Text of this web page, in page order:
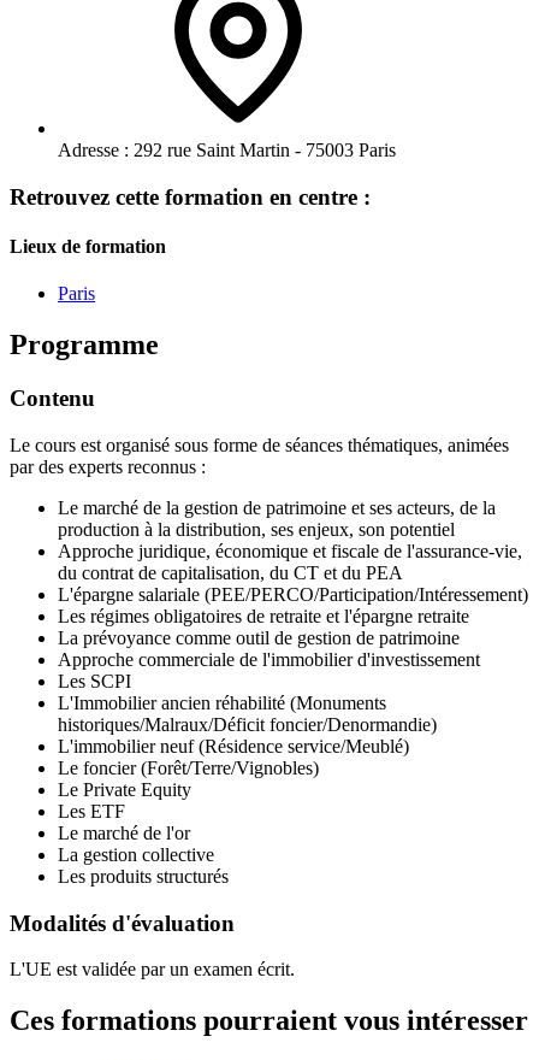
Adresse : 292 rue Saint Martin - 75003 Paris
Retrouvez cette formation en centre :
Lieux de formation
Paris
Programme
Contenu
Le cours est organisé sous forme de séances thématiques, animées
par des experts reconnus :
Le marché de la gestion de patrimoine et ses acteurs, de la
production à la distribution, ses enjeux, son potentiel
Approche juridique, économique et fiscale de l'assurance-vie,
du contrat de capitalisation, du CT et du PEA
L'épargne salariale (PEE/PERCO/Participation/Intéressement)
Les régimes obligatoires de retraite et l'épargne retraite
La prévoyance comme outil de gestion de patrimoine
Approche commerciale de l'immobilier d'investissement
Les SCPI
L'Immobilier ancien réhabilité (Monuments
historiques/Malraux/Déficit foncier/Denormandie)
L'immobilier neuf (Résidence service/Meublé)
Le foncier (Forêt/Terre/Vignobles)
Le Private Equity
Les ETF
Le marché de l'or
La gestion collective
Les produits structurés
Modalités d'évaluation
L'UE est validée par un examen écrit.
Ces formations pourraient vous intéresser